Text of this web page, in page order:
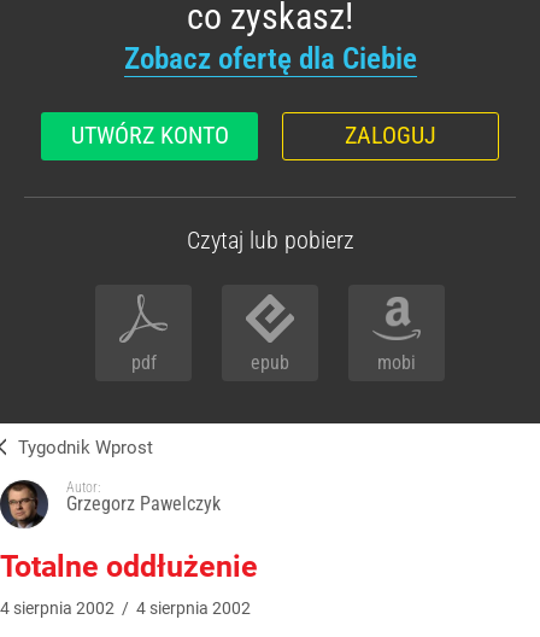
co zyskasz!
Zobacz ofertę dla Ciebie
UTWÓRZ KONTO ZALOGUJ
Czytaj lub pobierz
pdf epub mobi
Tygodnik Wprost
Autor:
Grzegorz Pawelczyk
Totalne oddłużenie
4 sierpnia 2002 / 4 sierpnia 2002